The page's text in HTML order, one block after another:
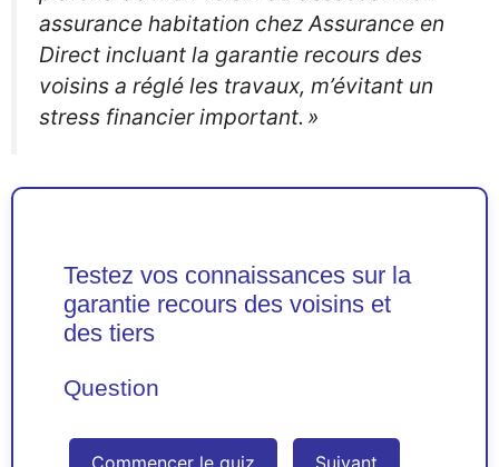
assurance habitation chez Assurance en
Direct incluant la garantie recours des
voisins a réglé les travaux, m’évitant un
stress financier important. »
Testez vos connaissances sur la
garantie recours des voisins et
des tiers
Question
Commencer le quiz Suivant